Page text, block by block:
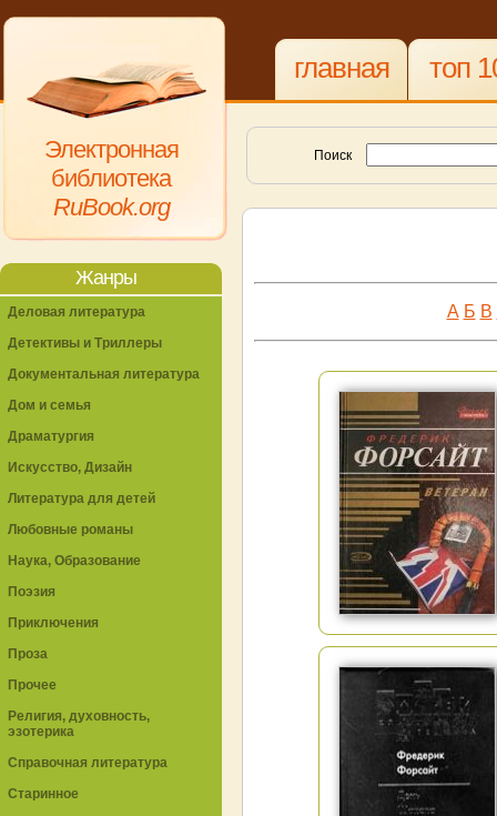
Электронная
библиотека
RuBook.org
главная топ
Поиск
А Б В
Жанры
Деловая литература
Детективы и Триллеры
Документальная литература
Дом и семья
Драматургия
Искусство, Дизайн
Литература для детей
Любовные романы
Наука, Образование
Поэзия
Приключения
Проза
Прочее
Религия, духовность,
эзотерика
Справочная литература
Старинное